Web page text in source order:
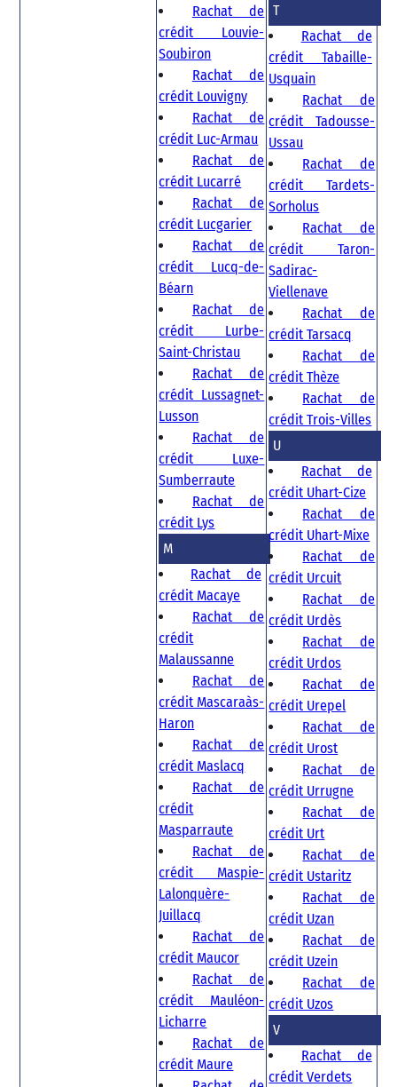
Rachat de
crédit Louvie-
Soubiron
Rachat de
crédit Louvigny
Rachat de
crédit Luc-Armau
Rachat de
crédit Lucarré
Rachat de
crédit Lucgarier
Rachat de
crédit Lucq-de-
Béarn
Rachat de
crédit Lurbe-
Saint-Christau
Rachat de
crédit Lussagnet-
Lusson
Rachat de
crédit Luxe-
Sumberraute
Rachat de
crédit Lys
M
Rachat de
crédit Macaye
Rachat de
crédit
Malaussanne
Rachat de
crédit Mascaraàs-
Haron
Rachat de
crédit Maslacq
Rachat de
crédit
Masparraute
Rachat de
crédit Maspie-
Lalonquère-
Juillacq
Rachat de
crédit Maucor
Rachat de
crédit Mauléon-
Licharre
Rachat de
crédit Maure
T
Rachat de
crédit Tabaille-
Usquain
Rachat de
crédit Tadousse-
Ussau
Rachat de
crédit Tardets-
Sorholus
Rachat de
crédit Taron-
Sadirac-
Viellenave
Rachat de
crédit Tarsacq
Rachat de
crédit Thèze
Rachat de
crédit Trois-Villes
U
Rachat de
crédit Uhart-Cize
Rachat de
crédit Uhart-Mixe
Rachat de
crédit Urcuit
Rachat de
crédit Urdès
Rachat de
crédit Urdos
Rachat de
crédit Urepel
Rachat de
crédit Urost
Rachat de
crédit Urrugne
Rachat de
crédit Urt
Rachat de
crédit Ustaritz
Rachat de
crédit Uzan
Rachat de
crédit Uzein
Rachat de
crédit Uzos
V
Rachat de
crédit Verdets